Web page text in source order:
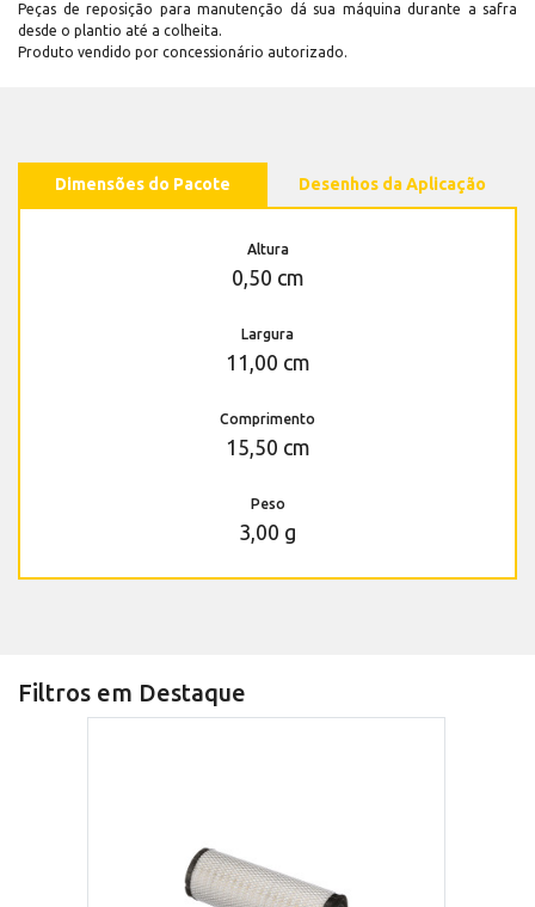
Peças de reposição para manutenção dá sua máquina durante a safra
desde o plantio até a colheita.
Produto vendido por concessionário autorizado.
Dimensões do Pacote Desenhos da Aplicação
Altura
0,50 cm
Largura
11,00 cm
Comprimento
15,50 cm
Peso
3,00 g
Filtros em Destaque